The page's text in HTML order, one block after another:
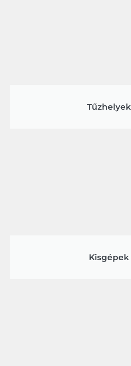
Tűzhelyek
Kisgépek